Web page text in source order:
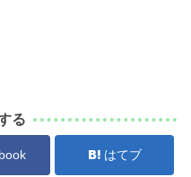
る
はてブ